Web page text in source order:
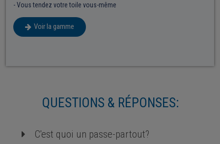
- Vous tendez votre toile vous-même
Voir la gamme
QUESTIONS & RÉPONSES:
C'est quoi un passe-partout?